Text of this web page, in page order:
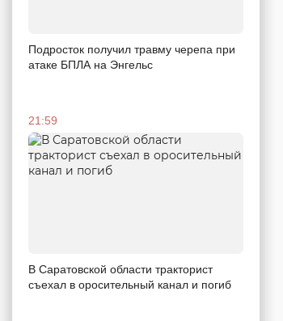
Подросток получил травму черепа при
атаке БПЛА на Энгельс
21:59
В Саратовской области тракторист
съехал в оросительный канал и погиб